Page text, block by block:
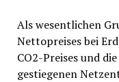
Als wesentlichen
Nettopreises bei
CO2-Preises und
gestiegenen